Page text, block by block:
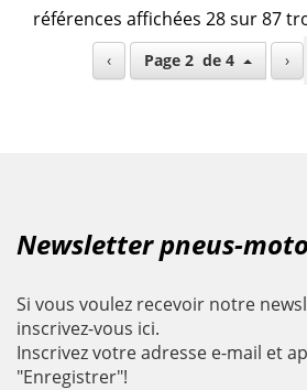
références affichées 28 sur 87
‹ Page 2 de 4 ›
Newsletter pneus-
Si vous voulez recevoir notre
inscrivez-vous ici.
Inscrivez votre adresse e-mail et
"Enregistrer"!